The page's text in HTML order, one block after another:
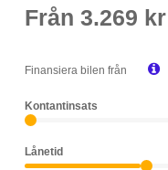
ISOFIX
Svensksåld
Leasebar till företag
Från 3.269
Finansiera bilen från 
Kontantinsats
Lånetid